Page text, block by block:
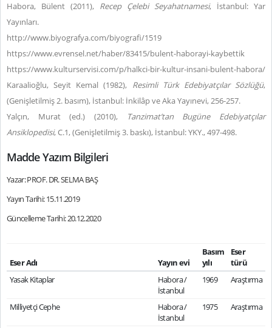
Habora, Bülent (2011), Recep Çelebi Seyahatnamesi, İstanbul: Yar
Yayınları.
http://www.biyografya.com/biyografi/1519
https://www.evrensel.net/haber/83415/bulent-haborayi-kaybettik
https://www.kulturservisi.com/p/halkci-bir-kultur-insani-bulent-habora/
Karaalioğlu, Seyit Kemal (1982), Resimli Türk Edebiyatçılar Sözlüğü,
(Genişletilmiş 2. basım), İstanbul: İnkilâp ve Aka Yayınevi, 256-257.
Yalçın, Murat (ed.) (2010),
Tanzimat’tan Bugüne Edebiyatçılar
Ansiklopedisi, C.1, (Genişletilmiş 3. baskı), İstanbul: YKY., 497-498.
Madde Yazım Bilgileri
Yazar: PROF. DR. SELMA BAŞ
Yayın Tarihi: 15.11.2019
Güncelleme Tarihi: 20.12.2020
Eser Adı Yayın evi
Basım
yılı
Eser
türü
Yasak Kitaplar
Habora /
İstanbul
1969 Araştırma
Milliyetçi Cephe
Habora /
İstanbul
1975 Araştırma